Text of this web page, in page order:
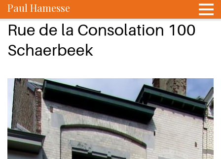
Paul Hamesse
Rue de la Consolation 100
Schaerbeek